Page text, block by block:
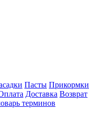
Пасты Прикормки
Доставка Возврат
терминов